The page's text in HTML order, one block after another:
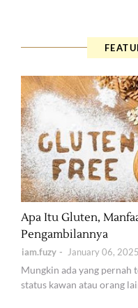
Apa Itu Gluten,
Pengambilannya
iam.fuzy January 06, 2025
Mungkin ada yang pernah
status kawan atau orang